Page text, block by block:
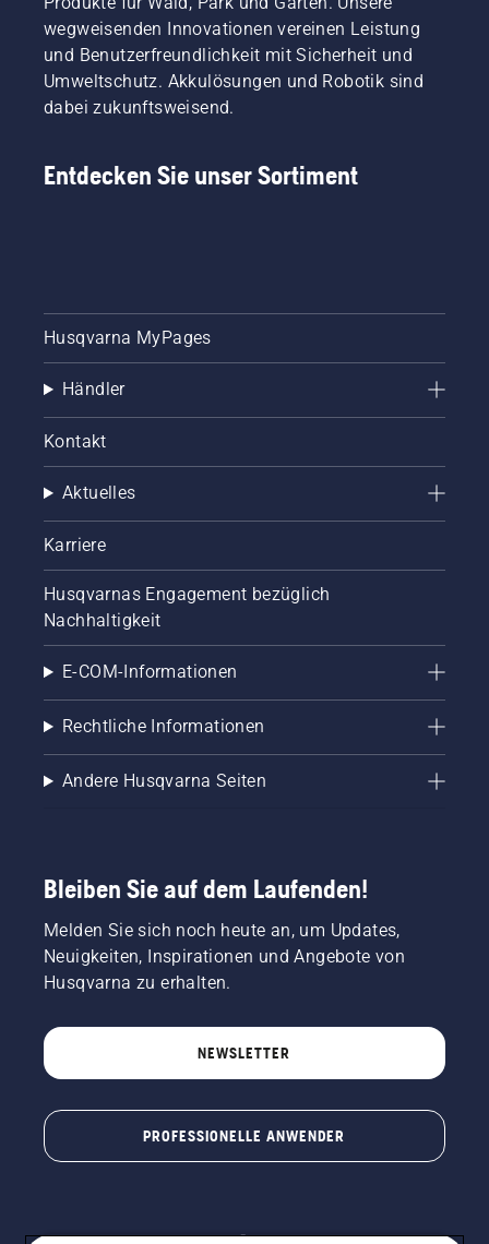
wegweisenden Innovationen vereinen Leistung
und Benutzerfreundlichkeit mit Sicherheit und
Umweltschutz. Akkulösungen und Robotik sind
dabei zukunftsweisend.
Entdecken Sie unser Sortiment
Husqvarna MyPages
Händler
Kontakt
Aktuelles
Karriere
Husqvarnas Engagement bezüglich
Nachhaltigkeit
E-COM-Informationen
Rechtliche Informationen
Andere Husqvarna Seiten
Bleiben Sie auf dem Laufenden!
Melden Sie sich noch heute an, um Updates,
Neuigkeiten, Inspirationen und Angebote von
Husqvarna zu erhalten.
NEWSLETTER
PROFESSIONELLE ANWENDER